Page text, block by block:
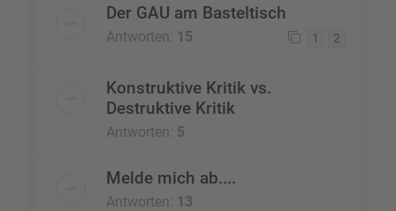
Der GAU am Basteltisch
Antworten: 15 1 2
Konstruktive Kritik vs.
Destruktive Kritik
Antworten: 5
Melde mich ab....
Antworten: 13